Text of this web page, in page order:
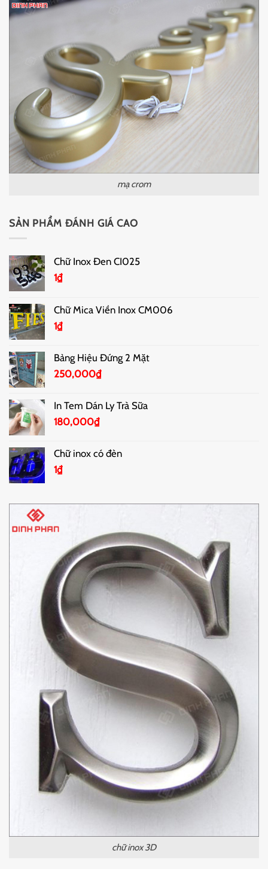
mạ crom
SẢN PHẨM ĐÁNH GIÁ CAO
Chữ Inox Đen CI025
1₫
Chữ Mica Viền Inox CM006
1₫
Bảng Hiệu Đứng 2 Mặt
250,000₫
In Tem Dán Ly Trà Sữa
180,000₫
Chữ inox có đèn
1₫
chữ inox 3D